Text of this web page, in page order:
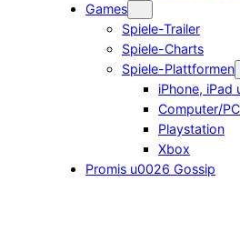
Games
Spiele-Trailer
Spiele-Charts
Spiele-Plattformen
iPhone, iPad
Computer/PC
Playstation
Xbox
Promis u0026 Gossip